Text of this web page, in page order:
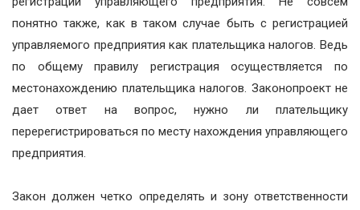
понятно также, как в таком случае быть с регистрацией
управляемого предприятия как плательщика налогов. Ведь
по общему правилу регистрация осуществляется по
местонахождению плательщика налогов. Законопроект не
дает ответ на вопрос, нужно ли плательщику
перерегистрироваться по месту нахождения управляющего
предприятия.
Закон должен четко определять и зону ответственности